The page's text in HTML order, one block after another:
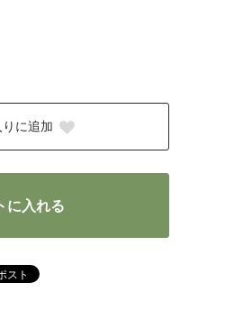
に追加
に入れる